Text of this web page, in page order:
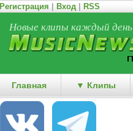
Регистрация Вход RSS
Новые клипы каждый день
Главная ▼ Клипы